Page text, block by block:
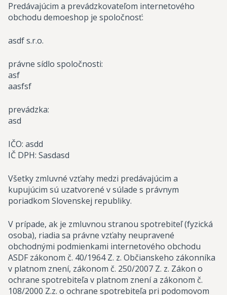
Predávajúcim a prevádzkovateľom internetového
obchodu demoeshop je spoločnosť:
asdf s.r.o.
právne sídlo spoločnosti:
asf
aasfsf
prevádzka:
asd
IČO: asdd
IČ DPH: Sasdasd
Všetky zmluvné vzťahy medzi predávajúcim a
kupujúcim sú uzatvorené v súlade s právnym
poriadkom Slovenskej republiky.
V prípade, ak je zmluvnou stranou spotrebiteľ (fyzická
osoba), riadia sa právne vzťahy neupravené
obchodnými podmienkami internetového obchodu
ASDF zákonom č. 40/1964 Z. z. Občianskeho zákonníka
v platnom znení, zákonom č. 250/2007 Z. z. Zákon o
ochrane spotrebiteľa v platnom znení a zákonom č.
108/2000 Z.z. o ochrane spotrebiteľa pri podomovom